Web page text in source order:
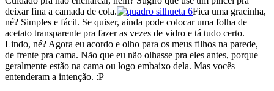
deixar fina a camada de cola.
Fica uma gracinha,
né? Simples e fácil. Se quiser, ainda pode colocar uma folha de
acetato transparente pra fazer as vezes de vidro e tá tudo certo.
Lindo, né? Agora eu acordo e olho para os meus filhos na parede,
de frente pra cama. Não que eu não olhasse pra eles antes, porque
geralmente estão na cama ou logo embaixo dela. Mas vocês
entenderam a intenção. :P